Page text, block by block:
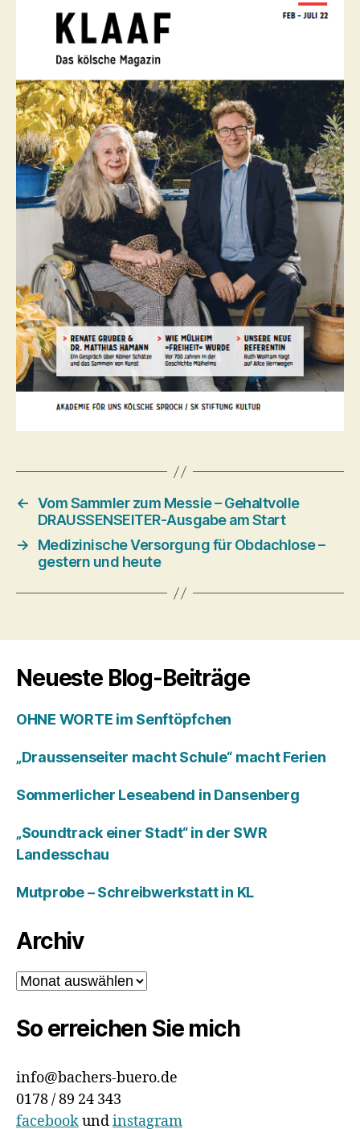
← Vom Sammler zum Messie – Gehaltvolle
DRAUSSENSEITER-Ausgabe am Start
→
Medizinische Versorgung für Obdachlose –
gestern und heute
Neueste Blog-Beiträge
OHNE WORTE im Senftöpfchen
„Draussenseiter macht Schule“ macht Ferien
Sommerlicher Leseabend in Dansenberg
„Soundtrack einer Stadt“ in der SWR
Landesschau
Mutprobe – Schreibwerkstatt in KL
Archiv
Archiv
So erreichen Sie mich
info@bachers-buero.de
0178 / 89 24 343
facebookundinstagram